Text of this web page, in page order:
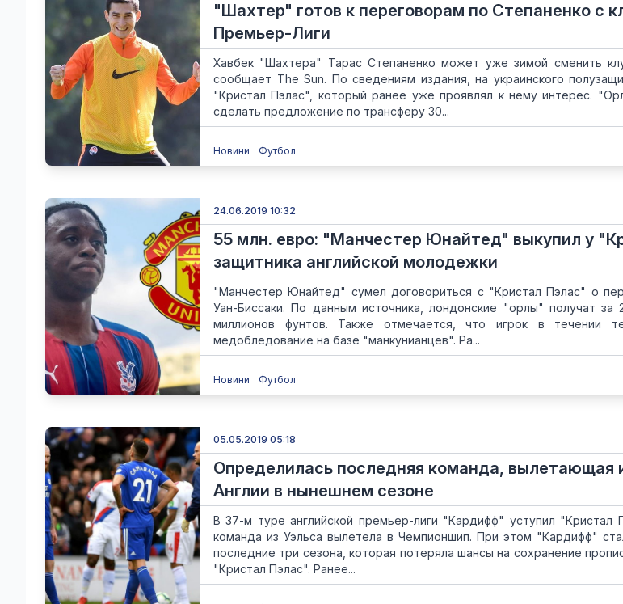
"Шахтер" готов к переговорам по Степаненко с
Премьер-Лиги
Хавбек "Шахтера" Тарас Степаненко может уже зимой сменить
сообщает The Sun. По сведениям издания, на украинского
"Кристал Пэлас", который ранее уже проявлял к нему интерес.
сделать предложение по трансферу 30...
Новини Футбол
24.06.2019 10:32
55 млн. евро: "Манчестер Юнайтед" выкупил у
защитника английской молодежки
"Манчестер Юнайтед" сумел договориться с "Кристал Пэлас" о
Уан-Биссаки. По данным источника, лондонские "орлы" получат за
миллионов фунтов. Также отмечается, что игрок в течении
медобледование на базе "манкунианцев". Ра...
Новини Футбол
05.05.2019 05:18
Определилась последняя команда, вылетающая
Англии в нынешнем сезоне
В 37-м туре английской премьер-лиги "Кардифф" уступил "Кристал
команда из Уэльса вылетела в Чемпионшип. При этом "Кардифф"
последние три сезона, которая потеряла шансы на сохранение
"Кристал Пэлас". Ранее...